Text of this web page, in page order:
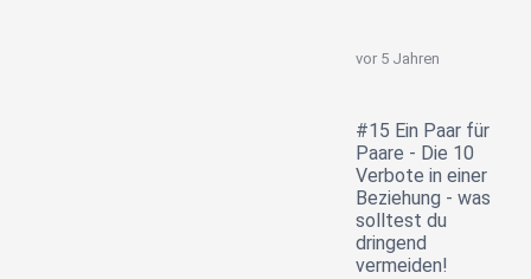
vor 5 Jahren
#15 Ein Paar für
Paare - Die 10
Verbote in einer
Beziehung - was
solltest du
dringend
vermeiden!